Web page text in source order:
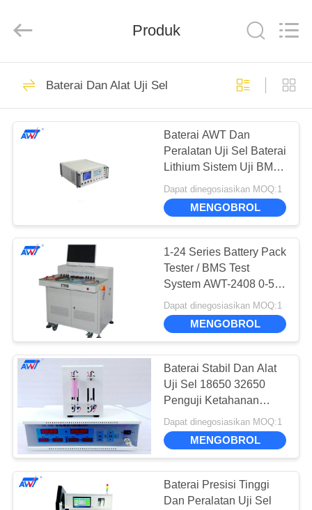
RUMAH
PRODUK
TENTANG
TUR
PABRIK
KONTROL
KUALITAS
HUBUNGI
BERITA
BICARA
SEKARANG
Equipment
Co.,Ltd.
Reserved.
Spot Welder Baterai
Lithium
18650 Baterai Spot
Welder
14
tukang las tempat
presisi
10
Produk
Baterai Dan Alat Uji Sel
Baterai AWT Dan
Peralatan Uji Sel Baterai
Lithium Sistem Uji BMS
Seri 1-10
Dapat dinegosiasikan MOQ:1
MENGOBROL
1-24 Series Battery Pack
Tester / BMS Test
System AWT-2408 0-5V
Rentang Dengan
Akurasi 5mV
Dapat dinegosiasikan MOQ:1
MENGOBROL
Baterai Stabil Dan Alat
Uji Sel 18650 32650
Penguji Ketahanan
Tegangan Sel Baterai
Dapat dinegosiasikan MOQ:1
MENGOBROL
Baterai Presisi Tinggi
Dan Peralatan Uji Sel